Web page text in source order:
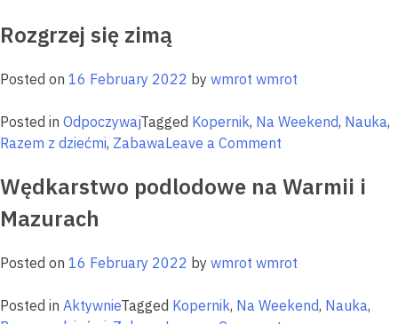
mazurski
wellbeing
–
dbać
o
naturalnie?
Rozgrzej się zimą
Posted on 16 February 2022 by wmrot wmrot
Posted in OdpoczywajTagged Kopernik, Na Weekend, Nauka,
Razem z dziećmi, ZabawaLeave a Comment
się
Wędkarstwo podlodowe na Warmii i
Mazurach
Posted on 16 February 2022 by wmrot wmrot
Posted in AktywnieTagged Kopernik, Na Weekend, Nauka,